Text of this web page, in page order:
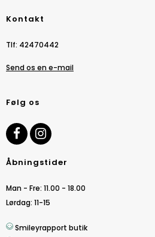
Kontakt
Tlf: 42470442
Send os en e-mail
Følg os
Åbningstider
Man - Fre: 11.00 - 18.00
Lørdag: 11-15
Smileyrapport butik